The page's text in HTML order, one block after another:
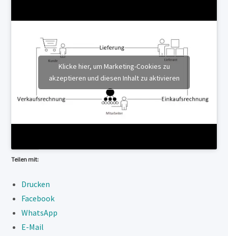
Klicke hier, um Marketing-Cookies zu
akzeptieren und diesen Inhalt zu aktivieren
Teilen mit:
Drucken
Facebook
WhatsApp
E-Mail